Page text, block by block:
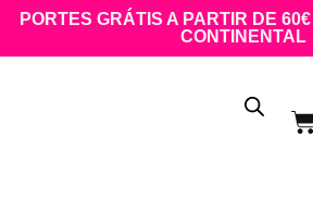
PORTES GRÁTIS A PARTIR DE
CONTINENTAL